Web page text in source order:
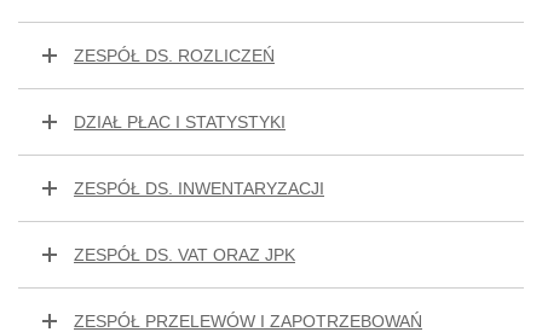
ZESPÓŁ DS. ROZLICZEŃ
DZIAŁ PŁAC I STATYSTYKI
ZESPÓŁ DS. INWENTARYZACJI
ZESPÓŁ DS. VAT ORAZ JPK
ZESPÓŁ PRZELEWÓW I ZAPOTRZEBOWAŃ